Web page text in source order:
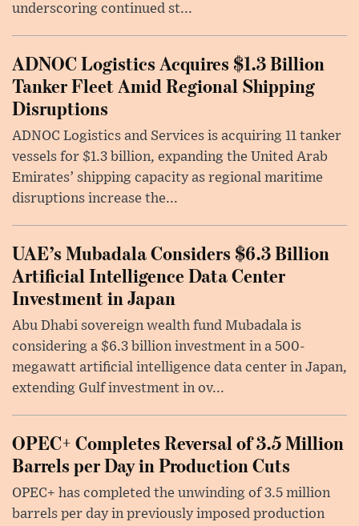
underscoring continued st...
ADNOC Logistics Acquires $1.3 Billion
Tanker Fleet Amid Regional Shipping
Disruptions
ADNOC Logistics and Services is acquiring 11 tanker
vessels for $1.3 billion, expanding the United Arab
Emirates’ shipping capacity as regional maritime
disruptions increase the...
UAE’s Mubadala Considers $6.3 Billion
Artificial Intelligence Data Center
Investment in Japan
Abu Dhabi sovereign wealth fund Mubadala is
considering a $6.3 billion investment in a 500-
megawatt artificial intelligence data center in Japan,
extending Gulf investment in ov...
OPEC+ Completes Reversal of 3.5 Million
Barrels per Day in Production Cuts
OPEC+ has completed the unwinding of 3.5 million
barrels per day in previously imposed production